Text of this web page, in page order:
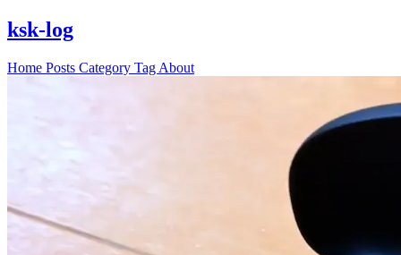
ksk-log
Home Posts Category Tag About